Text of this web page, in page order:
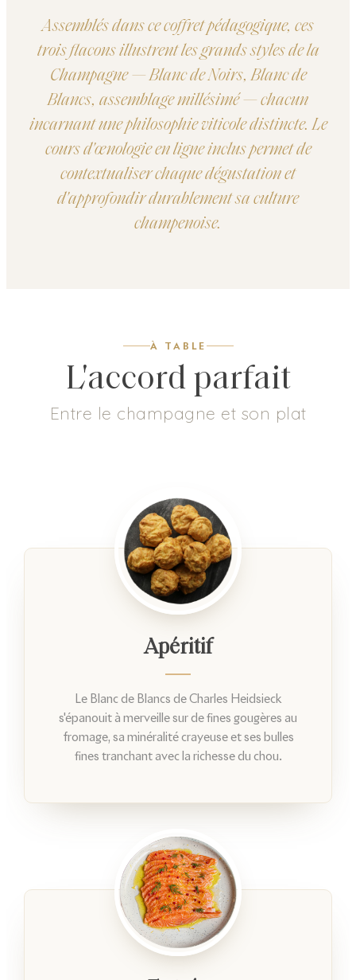
Assemblés dans ce coffret pédagogique, ces
trois flacons illustrent les grands styles de la
Champagne — Blanc de Noirs, Blanc de
Blancs, assemblage millésimé — chacun
incarnant une philosophie viticole distincte. Le
cours d'œnologie en ligne inclus permet de
contextualiser chaque dégustation et
d'approfondir durablement sa culture
champenoise.
À TABLE
L'accord parfait
Entre le champagne et son plat
Apéritif
Le Blanc de Blancs de Charles Heidsieck
s'épanouit à merveille sur de fines gougères au
fromage, sa minéralité crayeuse et ses bulles
fines tranchant avec la richesse du chou.